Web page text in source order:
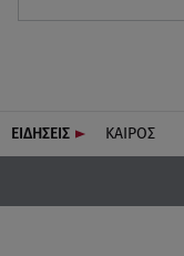
ΕΙΔΗΣΕΙΣ ΚΑΙΡΟΣ